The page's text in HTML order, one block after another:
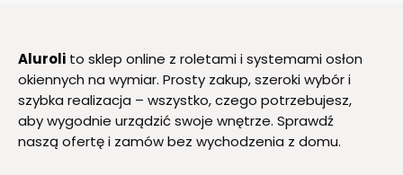
Aluroli to sklep online z roletami i systemami osłon
okiennych na wymiar. Prosty zakup, szeroki wybór i
szybka realizacja – wszystko, czego potrzebujesz,
aby wygodnie urządzić swoje wnętrze. Sprawdź
naszą ofertę i zamów bez wychodzenia z domu.